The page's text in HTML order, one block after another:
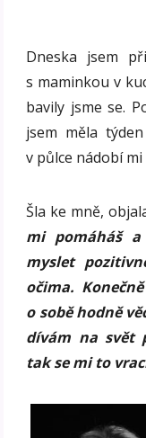
Dneska jsem
s maminkou v
bavily jsme se.
jsem měla
v půlce nádobí
Šla ke mně,
mi pomáháš
myslet
očima.
o sobě hodně
dívám na svět
tak se mi to